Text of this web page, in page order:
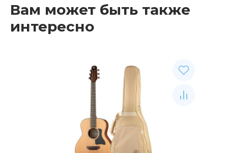
Вам может быть также
интересно